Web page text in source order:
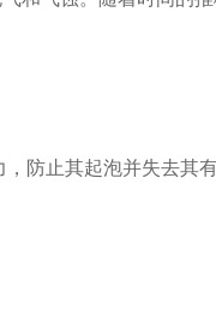
防止其起泡并失去其